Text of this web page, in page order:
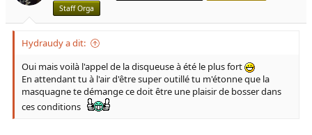
Staff Orga
Hydraudy a dit:
Oui mais voilà l'appel de la disqueuse à été le plus fort
En attendant tu à l'air d'être super outillé tu m'étonne que la
masquagne te démange ce doit être une plaisir de bosser dans
ces conditions